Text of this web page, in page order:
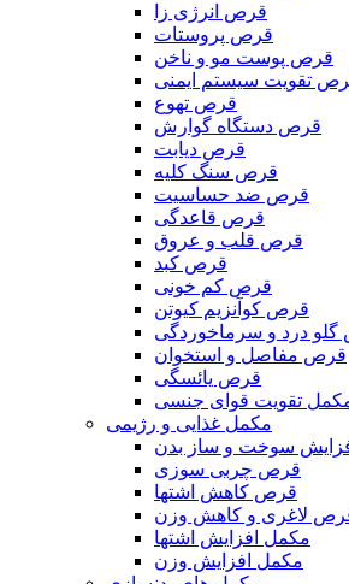
قرص انرژی زا
قرص پروستات
قرص پوست مو و ناخن
تقویت سیستم ایمنی
قرص تهوع
قرص دستگاه گوارش
قرص دیابت
قرص سنگ کلیه
قرص ضد حساسیت
قرص قاعدگی
قرص قلب و عروق
قرص کبد
قرص کم خونی
قرص کوآنزیم کیوتن
درد و سرماخوردگی
قرص مفاصل و استخوان
قرص یائسگی
تقویت قوای جنسی
مکمل غذایی و رژیمی
سوخت و ساز بدن
قرص چربی سوزی
قرص کاهش اشتها
لاغری و کاهش وزن
مکمل افزایش اشتها
مکمل افزایش وزن